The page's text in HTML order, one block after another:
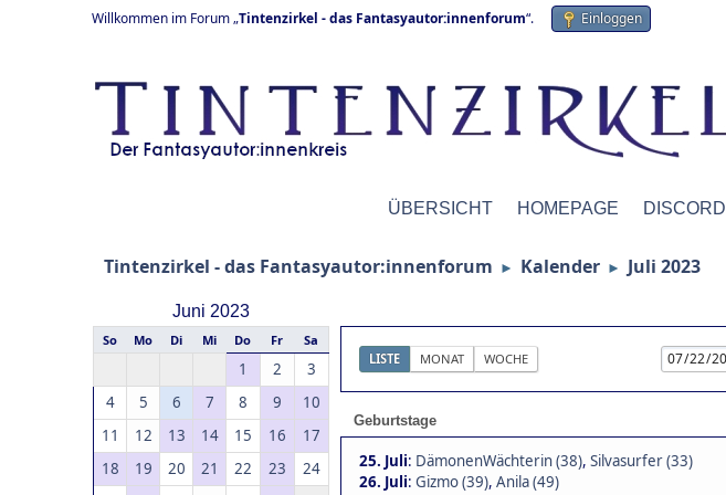
Willkommen im Forum „Tintenzirkel - das Fantasyautor:innenforum“. Einloggen
ÜBERSICHT HOMEPAGE DISCORD
Tintenzirkel - das Fantasyautor:innenforum ► Kalender ► Juli 2023
Juni 2023
So Mo Di Mi Do Fr Sa
1 2
3
4
5 6 7 8 9
10
11
12 13 14 15 16
17
18
19 20 21 22 23
24
LISTE MONAT WOCHE
Geburtstage
25. Juli: DämonenWächterin (38), Silvasurfer (33)
26. Juli: Gizmo (39), Anila (49)